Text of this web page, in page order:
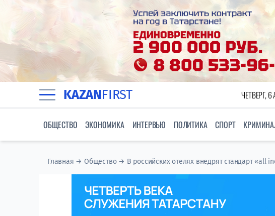
KAZANFIRST ЧЕТВЕРГ,
ОБЩЕСТВО ЭКОНОМИКА ИНТЕРВЬЮ ПОЛИТИКА СПОРТ
Главная →Общество→ В российских отелях внедрят стандарт «all